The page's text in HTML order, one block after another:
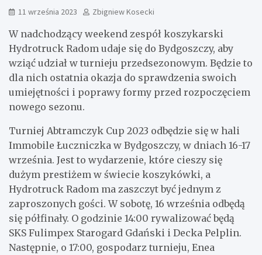
11 września 2023 Zbigniew Kosecki
W nadchodzący weekend zespół koszykarski
Hydrotruck Radom udaje się do Bydgoszczy, aby
wziąć udział w turnieju przedsezonowym. Będzie to
dla nich ostatnia okazja do sprawdzenia swoich
umiejętności i poprawy formy przed rozpoczęciem
nowego sezonu.
Turniej Abtramczyk Cup 2023 odbędzie się w hali
Immobile Łuczniczka w Bydgoszczy, w dniach 16-17
września. Jest to wydarzenie, które cieszy się
dużym prestiżem w świecie koszykówki, a
Hydrotruck Radom ma zaszczyt być jednym z
zaproszonych gości. W sobotę, 16 września odbędą
się półfinały. O godzinie 14:00 rywalizować będą
SKS Fulimpex Starogard Gdański i Decka Pelplin.
Następnie, o 17:00, gospodarz turnieju, Enea